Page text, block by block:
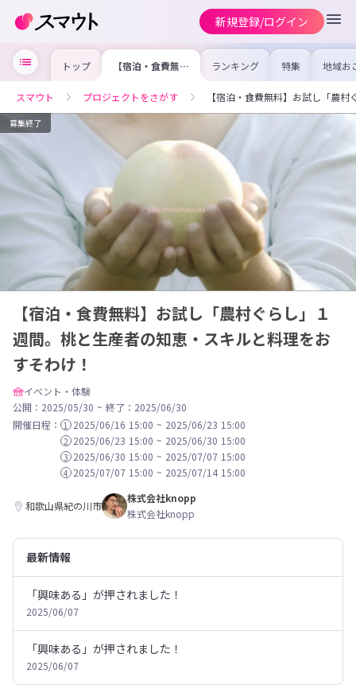
新規登録/ログイン
トップ 【宿泊・食費無
料】お試し「農村
桃と生産者の知
恵・スキルと料理
をおすそわけ！
ランキング 特集 地域お
の求
を集め
事内
を比
合った
スマウト プロジェクトをさがす 【宿泊・食費無料】お試し「農
募集終了
【宿泊・食費無料】お試し「農村ぐらし」１
週間。桃と生産者の知恵・スキルと料理をお
すそわけ！
イベント・体験
公開：2025/05/30 ~ 終了：2025/06/30
開催日程： 1 2025/06/16 15:00 ~ 2025/06/23 15:00
2 2025/06/23 15:00 ~ 2025/06/30 15:00
3 2025/06/30 15:00 ~ 2025/07/07 15:00
4 2025/07/07 15:00 ~ 2025/07/14 15:00
和歌山県紀の川市
株式会社knopp
株式会社knopp
最新情報
「興味ある」が押されました！
2025/06/07
「興味ある」が押されました！
2025/06/07